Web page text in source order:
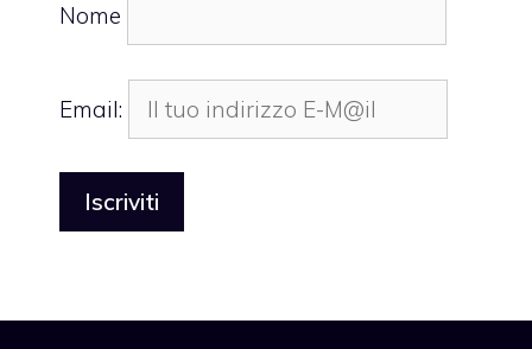
Nome
Email: